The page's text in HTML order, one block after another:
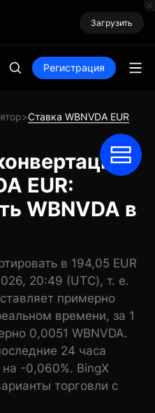
Загрузить
Регистрация
>Ставка WBNVDA EUR
EUR:
WBNVDA в
в 194,05 EUR
20:49 (UTC), т. е.
примерно
времени, за 1
0,0051 WBNVDA.
24 часа
-0,060%. BingX
торговли с